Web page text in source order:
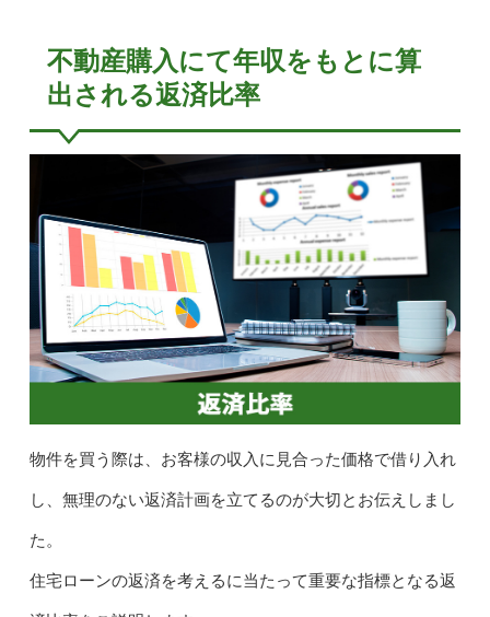
不動産購入にて年収をもとに算
出される返済比率
物件を買う際は、お客様の収入に見合った価格で借り入れ
し、無理のない返済計画を立てるのが大切とお伝えしまし
た。
住宅ローンの返済を考えるに当たって重要な指標となる返